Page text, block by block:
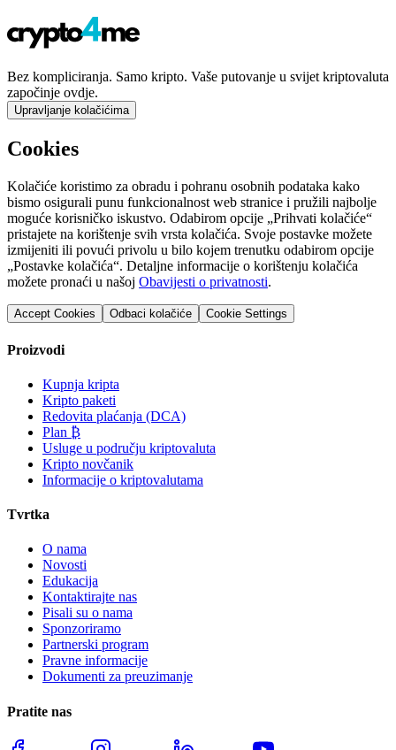
Bez kompliciranja. Samo kripto. Vaše putovanje u svijet kriptovaluta
započinje ovdje.
Upravljanje kolačićima
Cookies
Kolačiće koristimo za obradu i pohranu osobnih podataka kako
bismo osigurali punu funkcionalnost web stranice i pružili najbolje
moguće korisničko iskustvo. Odabirom opcije „Prihvati kolačiće“
pristajete na korištenje svih vrsta kolačića. Svoje postavke možete
izmijeniti ili povući privolu u bilo kojem trenutku odabirom opcije
„Postavke kolačića“. Detaljne informacije o korištenju kolačića
možete pronaći u našoj Obavijesti o privatnosti.
Accept Cookies Odbaci kolačiće Cookie Settings
Proizvodi
Kupnja kripta
Kripto paketi
Redovita plaćanja (DCA)
Plan ₿
Usluge u području kriptovaluta
Kripto novčanik
Informacije o kriptovalutama
Tvrtka
O nama
Novosti
Edukacija
Kontaktirajte nas
Pisali su o nama
Sponzoriramo
Partnerski program
Pravne informacije
Dokumenti za preuzimanje
Pratite nas